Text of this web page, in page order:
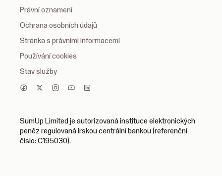
Právní oznamení
Ochrana osobních údajů
Stránka s právními informacemi
Používání cookies
Stav služby
SumUp Limited je autorizovaná instituce elektronických
peněz regulovaná irskou centrální bankou (referenční
číslo: C195030).